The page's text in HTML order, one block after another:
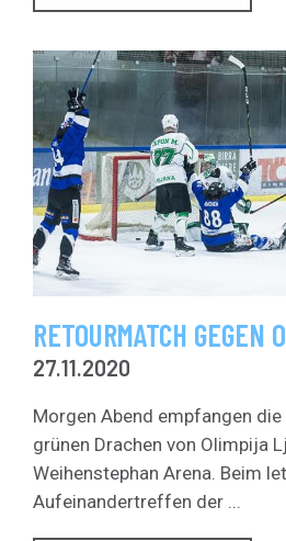
RETOURMATCH GEGEN
27.11.2020
Morgen Abend empfangen
grünen Drachen von Olimpija
Weihenstephan Arena. Beim
Aufeinandertreffen der ...